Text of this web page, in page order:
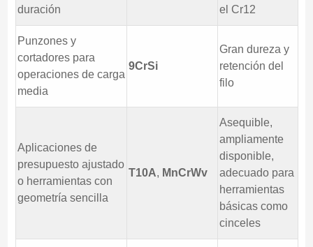
duración
el Cr12
Punzones y
cortadores para
operaciones de carga
media
9CrSi
Gran dureza y
retención del
filo
Aplicaciones de
presupuesto ajustado
o herramientas con
geometría sencilla
T10A, MnCrWv
Asequible,
ampliamente
disponible,
adecuado para
herramientas
básicas como
cinceles